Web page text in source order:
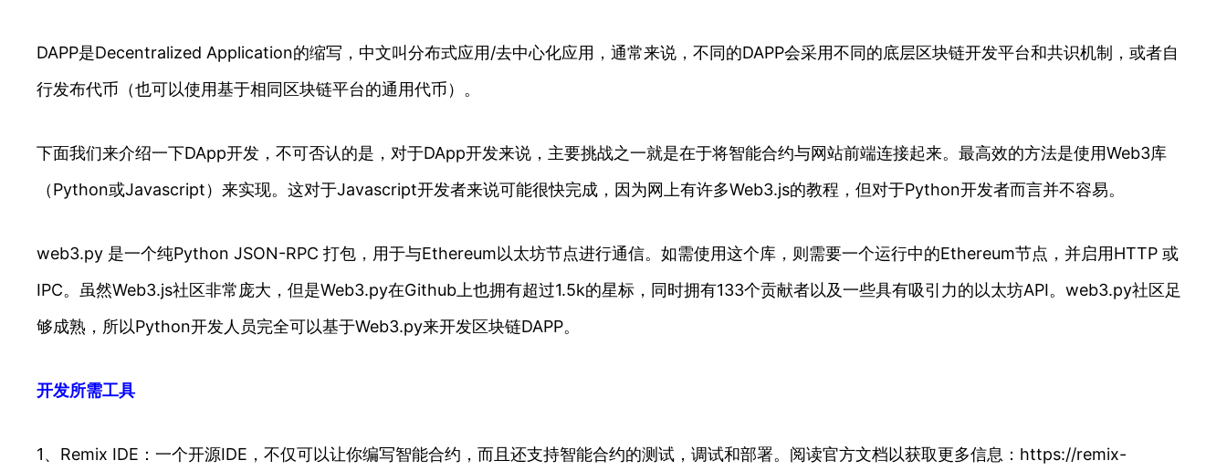
DAPP是Decentralized Application的缩写，中文叫分布式应用/去中心化应用，通常来说，不同的DAPP会采用不同的底层区块链开发平台和共识机制，或者自
行发布代币（也可以使用基于相同区块链平台的通用代币）。
下面我们来介绍一下DApp开发，不可否认的是，对于DApp开发来说，主要挑战之一就是在于将智能合约与网站前端连接起来。最高效的方法是使用Web3库
（Python或Javascript）来实现。这对于Javascript开发者来说可能很快完成，因为网上有许多Web3.js的教程，但对于Python开发者而言并不容易。
web3.py 是一个纯Python JSON-RPC 打包，用于与Ethereum以太坊节点进行通信。如需使用这个库，则需要一个运行中的Ethereum节点，并启用HTTP 或
IPC。虽然Web3.js社区非常庞大，但是Web3.py在Github上也拥有超过1.5k的星标，同时拥有133个贡献者以及一些具有吸引力的以太坊API。web3.py社区足
够成熟，所以Python开发人员完全可以基于Web3.py来开发区块链DAPP。
开发所需工具
1、Remix IDE：一个开源IDE，不仅可以让你编写智能合约，而且还支持智能合约的测试，调试和部署。阅读官方文档以获取更多信息：https://remix-